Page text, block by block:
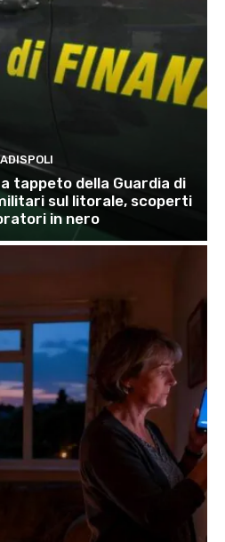
tappeto della Guardia di
sul litorale, scoperti
in nero